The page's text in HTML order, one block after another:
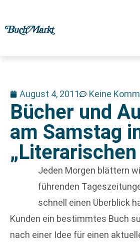
August 4, 2011 Keine
Bücher und
am Samstag
„Literarischen
Jeden Morgen blättern
führenden
schnell einen Überblick
Kunden ein bestimmtes Buch
nach einer Idee für einen